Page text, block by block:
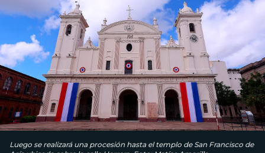
Luego se realizará una procesión hasta el templo de San Francisco de